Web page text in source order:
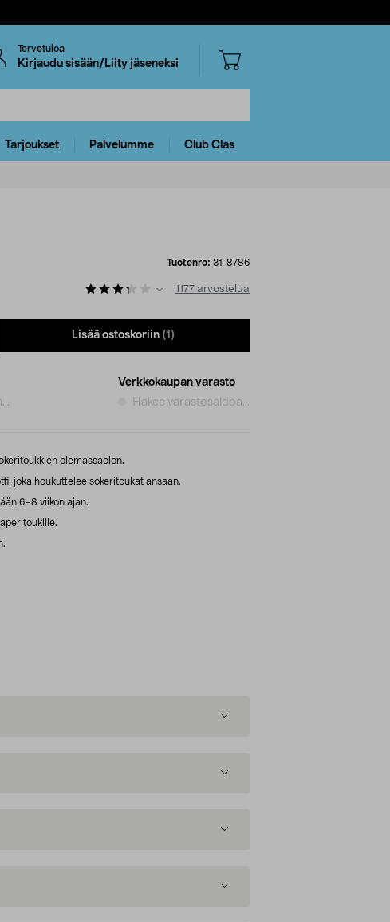
Tervetuloa
Kirjaudu sisään/Liity jäseneksi
Tarjoukset Palvelumme Club Clas
Tuotenro: 31-8786
1177 arvostelua
Lisää ostoskoriin (1)
Verkkokaupan varasto
Hakee varastosaldoa...
olemassaolon.
joka houkuttelee sokeritoukat ansaan.
6−8 viikon ajan.